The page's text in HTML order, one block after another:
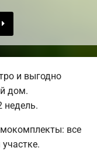
и выгодно
дом.
недель.
все